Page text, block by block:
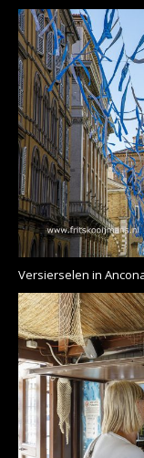
Versierselen in